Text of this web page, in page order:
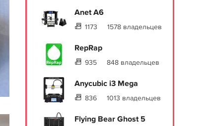
Anet A6
1173 1578 владельцев
RepRap
935 848 владельцев
Anycubic i3 Mega
836 1013 владельцев
Flying Bear Ghost 5